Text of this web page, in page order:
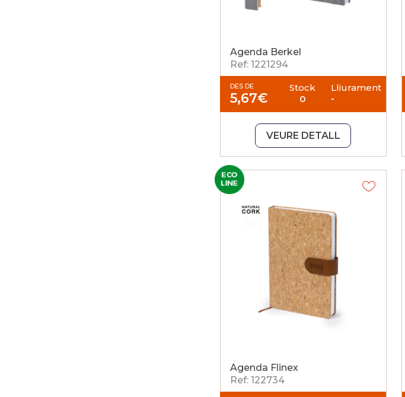
Agenda Berkel
Ref: 1221294
DES DE
5,67€
Stock
0
Lliurament
-
VEURE DETALL
Agenda Flinex
Ref: 122734